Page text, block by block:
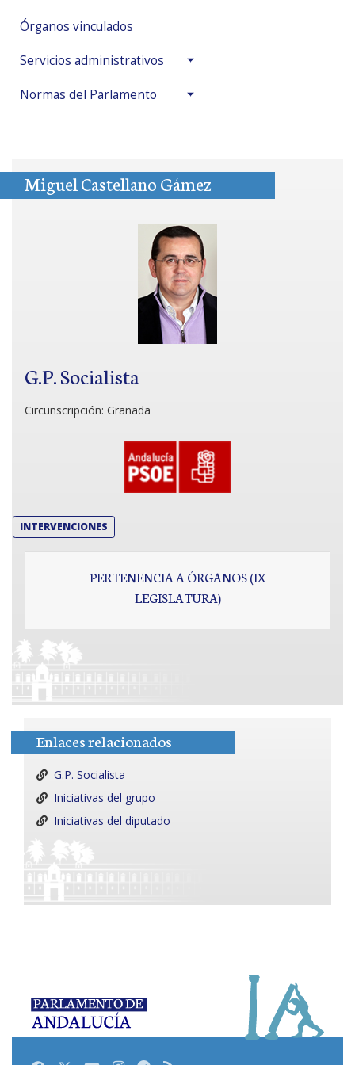
Órganos vinculados
Servicios administrativos
Normas del Parlamento
Miguel Castellano Gámez
G.P. Socialista
Circunscripción: Granada
INTERVENCIONES
PERTENENCIA A ÓRGANOS (IX
LEGISLATURA)
Enlaces relacionados
G.P. Socialista
Iniciativas del grupo
Iniciativas del diputado